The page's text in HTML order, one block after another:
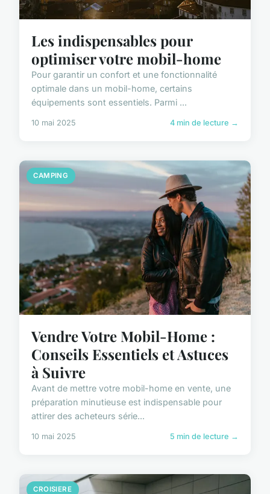
Les indispensables pour
optimiser votre mobil-home
Pour garantir un confort et une fonctionnalité
optimale dans un mobil-home, certains
équipements sont essentiels. Parmi ...
10 mai 2025 4 min de lecture →
CAMPING
Vendre Votre Mobil-Home :
Conseils Essentiels et Astuces
à Suivre
Avant de mettre votre mobil-home en vente, une
préparation minutieuse est indispensable pour
attirer des acheteurs série...
10 mai 2025 5 min de lecture →
CROISIERE